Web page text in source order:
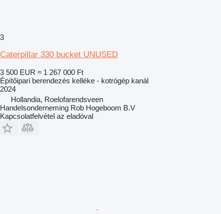
3
Caterpillar 330 bucket UNUSED
3 500 EUR ≈ 1 267 000 Ft
Építőipari berendezés kelléke - kotrógép kanál
2024
Hollandia, Roelofarendsveen
Handelsonderneming Rob Hogeboom B.V
Kapcsolatfelvétel az eladóval